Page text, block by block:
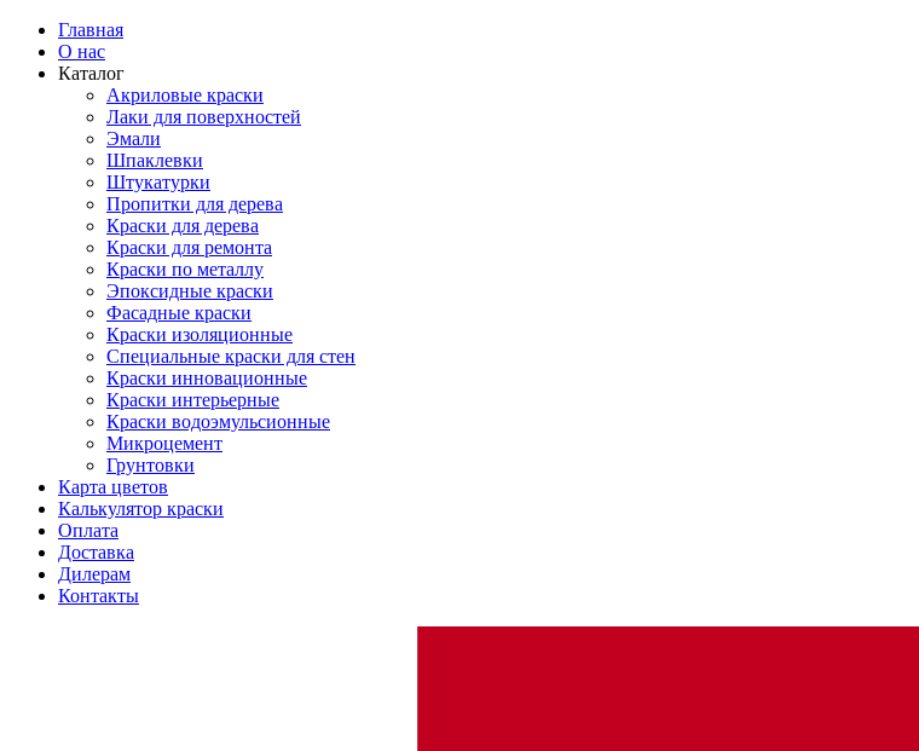
Главная
О нас
Каталог
Акриловые краски
Лаки для поверхностей
Эмали
Шпаклевки
Штукатурки
Пропитки для дерева
Краски для дерева
Краски для ремонта
Краски по металлу
Эпоксидные краски
Фасадные краски
Краски изоляционные
Специальные краски для стен
Краски инновационные
Краски интерьерные
Краски водоэмульсионные
Микроцемент
Грунтовки
Карта цветов
Калькулятор краски
Оплата
Доставка
Дилерам
Контакты